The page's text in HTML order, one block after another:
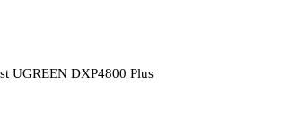
UGREEN DXP4800 Plus